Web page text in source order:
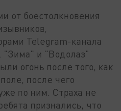
от боестолкновения
Telegram-канала
"Зима" и "Водолаз"
огонь после того, как
после чего
по ним. Страха не
признались, что